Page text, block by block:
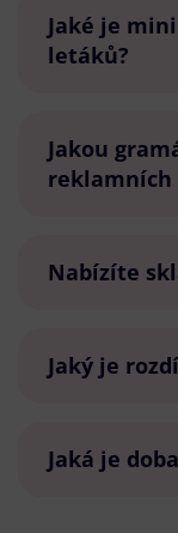
Jaké je
letáků?
Jakou
reklamních
Nabízíte
Jaký je
Jaká je